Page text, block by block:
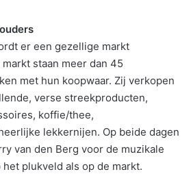
er een gezellige markt
staan meer dan 45
met hun koopwaar. Zij verkopen
verse streekproducten,
koffie/thee,
lekkernijen. Op beide dagen
van den Berg voor de muzikale
plukveld als op de markt.